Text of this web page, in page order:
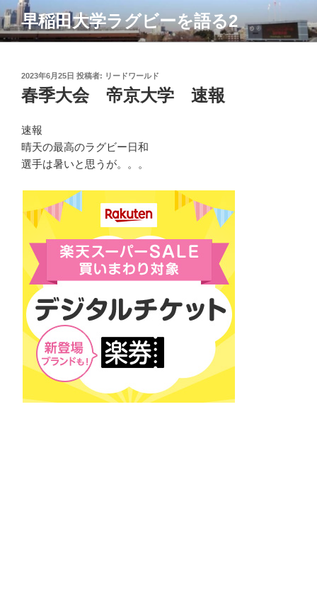
コ
ン
テ
早稲田大学ラグビーを語る2
投
稿
日:
2023年6月25日 投稿者: リードワールド
春季大会 帝京大学 速報
速報
晴天の最高のラグビー日和
選手は暑いと思うが。。。